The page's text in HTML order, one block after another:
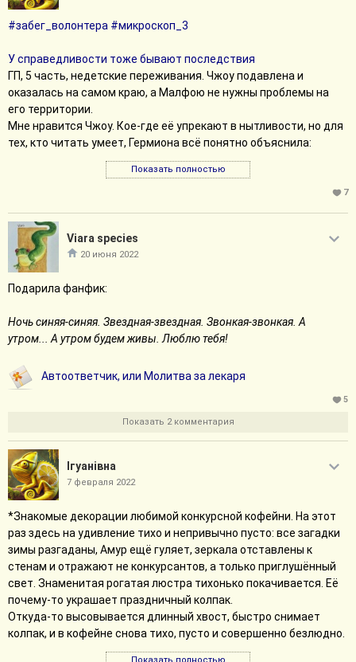
#забег_волонтера #микроскоп_3
У справедливости тоже бывают последствия
ГП, 5 часть, недетские переживания. Чжоу подавлена и
оказалась на самом краю, а Малфою не нужны проблемы на
его территории.
Мне нравится Чжоу. Кое-где её упрекают в нытливости, но для
тех, кто читать умеет, Гермиона всё понятно объяснила:
совсем недавно девушка танцевала с парнем на балу, всё
было безоблачным и замечательным, и вдруг - парень погиб, на
как по мне - в книжной версии у этого персонажа было не
меньше драмы.
Драко показался даже слишком душевным; я бы не удивилась,
если бы под его личиной скрывался Невилл под Оборотным
зельем. Его речь можно было сократить, и лягушка - это точно
"Хотят меня видеть пристыженным? Обойдутся" очень
малфоистая.
жизни.
Извините, автор, я сломалась. Мне понадобилось перечитать
этот маленький фик несколько раз, чтобы разобраться в
произошедшем. В других обзорах уже отметили странные
конструкции: текст местами выглядит так, будто его
пропустили через гугл-переводчик. При этом сам сюжет
зацепил, я прониклась драмой ребёнка в недружелюбном
может, из-за этого и сложности в восприятии.
Нормальный день
Почему-то всплыли в памяти советские мультики с
электронной музыкой. Может, из-за толстяка в спецовке,
может, из-за абсурдной суматохи.
Показать полностью
7
Viara species
20 июня 2022
Подарила фанфик:
Ночь синяя-синяя. Звездная-звездная. Звонкая-звонкая. А
утром... А утром будем живы. Люблю тебя!
Автоответчик, или Молитва за лекаря
5
Показать 2 комментария
Iгуанiвна
7 февраля 2022
*Знакомые декорации любимой конкурсной кофейни. На этот
раз здесь на удивление тихо и непривычно пусто: все загадки
зимы разгаданы, Амур ещё гуляет, зеркала отставлены к
стенам и отражают не конкурсантов, а только приглушённый
свет. Знаменитая рогатая люстра тихонько покачивается. Её
почему-то украшает праздничный колпак.
Откуда-то высовывается длинный хвост, быстро снимает
колпак, и в кофейне снова тихо, пусто и совершенно безлюдно.
Лёгкой и немного удивлённой походкой в свои владения